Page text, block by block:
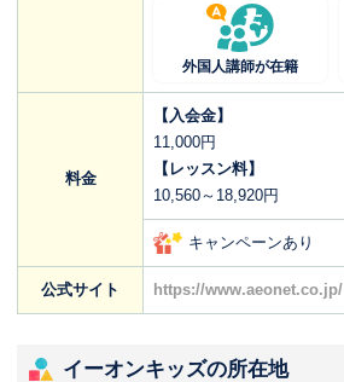
外国人講師が在籍
料金
【入会金】
11,000円
【レッスン料】
10,560～18,920円
キャンペーンあり
公式サイト https://www.aeonet.co.jp/
イーオンキッズの所在地